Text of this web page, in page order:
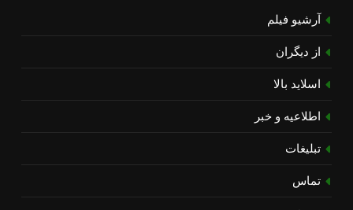
آرشیو فیلم
از دیگران
اسلاید بالا
اطلاعیه و خبر
تبلیغات
تماس